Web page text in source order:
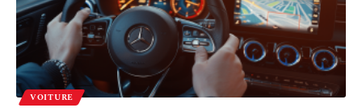
VOITURE